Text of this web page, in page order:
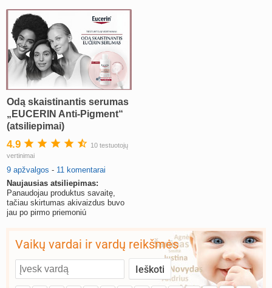
Odą skaistinantis serumas
„EUCERIN Anti-Pigment“
(atsiliepimai)
4.9
10 testuotojų
vertinimai
9 apžvalgos - 11 komentarai
Naujausias atsiliepimas:
Panaudojau produktus savaitę,
tačiau skirtumas akivaizdus buvo
jau po pirmo priemoniú
Vaikų vardai ir vardų reikšmės